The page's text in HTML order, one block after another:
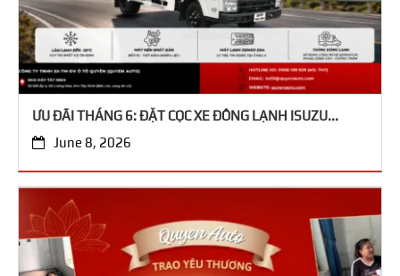
ƯU ĐÃI THÁNG 6: ĐẶT CỌC XE ĐÔNG LẠNH ISUZU...
June 8, 2026